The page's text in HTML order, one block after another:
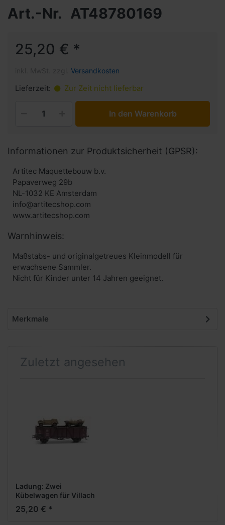
Art.-Nr. AT48780169
25,20 € *
Versandkosten
Lieferzeit: Zur Zeit nicht lieferbar
In den Warenkorb
Informationen zur Produktsicherheit (GPSR):
Artitec Maquettebouw b.v.
Papaverweg 29b
NL-1032 KE Amsterdam
info@artitecshop.com
Warnhinweis:
Maßstabs- und originalgetreues Kleinmodell für
erwachsene Sammler.
Nicht für Kinder unter 14 Jahren geeignet.
Merkmale
Zuletzt angesehen
Ladung: Zwei
Kübelwagen für Villach
-1:87- Fertigmodell aus
Resin, lackiert
25,20 € *